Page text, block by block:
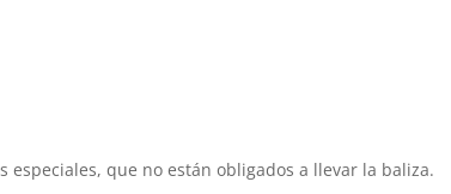
especiales, que no están obligados a llevar la baliza.